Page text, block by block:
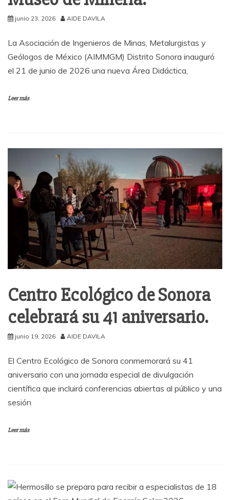
junio 23, 2026 AIDE DAVILA
La Asociación de Ingenieros de Minas, Metalurgistas y
Geólogos de México (AIMMGM) Distrito Sonora inauguró
el 21 de junio de 2026 una nueva Área Didáctica,
Leer más
Centro Ecológico de Sonora
celebrará su 41 aniversario.
junio 19, 2026 AIDE DAVILA
El Centro Ecológico de Sonora conmemorará su 41
aniversario con una jornada especial de divulgación
científica que incluirá conferencias abiertas al público y una
sesión
Leer más